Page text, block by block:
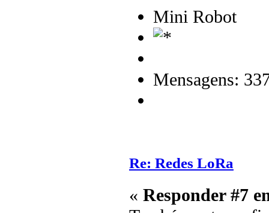
Mini Robot
Mensagens:
Re: Redes LoRa
« Responder #7